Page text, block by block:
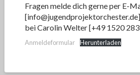
Fragen melde dich gerne per E-
bei Carolin Welter [+49 1520
Anmeldeformular Herunterladen